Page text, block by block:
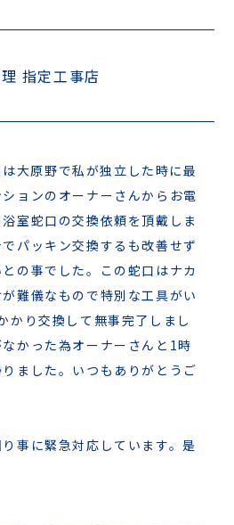
指定工事店
大原野で私が独立した時に最
ョンのオーナーさんからお電
室蛇口の交換依頼を頂戴しま
パッキン交換するも改善せず
の事でした。この蛇口はナカ
難儀なもので特別な工具がい
かり交換して無事完了しまし
かった為オーナーさんと1時
ました。いつもありがとうご
事に緊急対応しています。是